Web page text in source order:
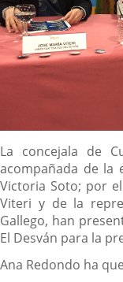
Descripción
La concejala de
acompañada de la
Victoria Soto; por
Viteri y de la
Gallego, han
El Desván para la
Ana Redondo ha